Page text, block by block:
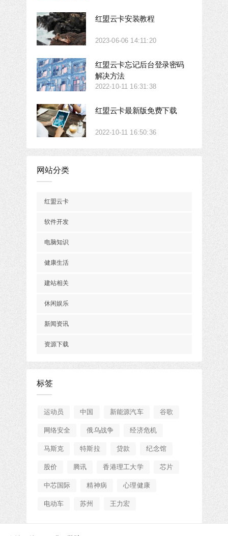
红盟云卡安装教程
2023-06-06 14:11:20
红盟云卡忘记后台登录密码
解决方法
2022-10-11 16:31:38
红盟云卡最新版免费下载
2022-10-11 16:50:36
网站分类
红盟云卡
软件开发
电脑知识
健康生活
建站相关
休闲娱乐
新闻资讯
资源下载
标签
运动员 中国 新能源汽车 谷歌
网络安全 俄乌战争 经济危机
马斯克 特斯拉 贷款 纪念馆
股价 腾讯 香港理工大学 芯片
中芯国际 精神病 心理健康
电动车 苏州 王力宏